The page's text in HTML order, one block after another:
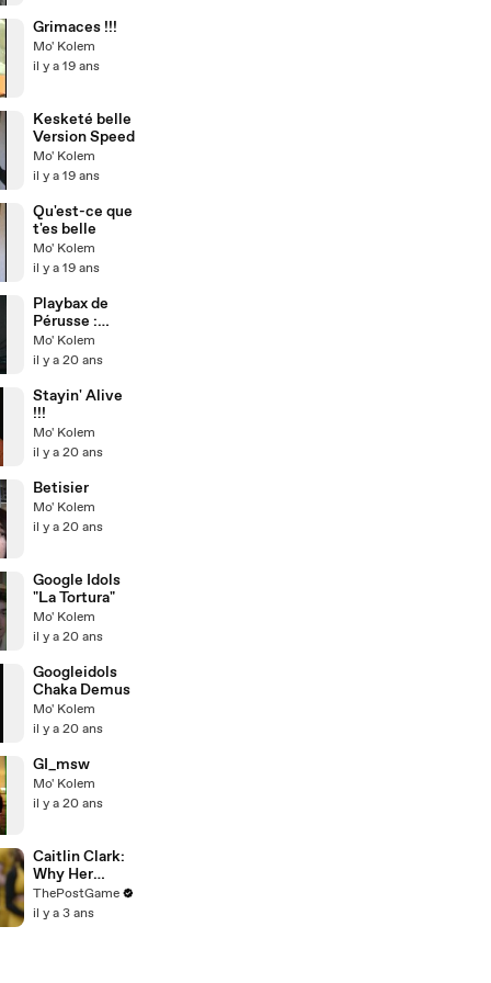
Grimaces !!!
Mo' Kolem
il y a 19 ans
Kesketé belle
Version Speed
Mo' Kolem
il y a 19 ans
Qu'est-ce que
t'es belle
Mo' Kolem
il y a 19 ans
Playbax de
Pérusse :
Caroline - Ep.
1
Mo' Kolem
il y a 20 ans
Stayin' Alive
!!!
Mo' Kolem
il y a 20 ans
Betisier
Mo' Kolem
il y a 20 ans
Google Idols
"La Tortura"
Mo' Kolem
il y a 20 ans
Googleidols
Chaka Demus
Mo' Kolem
il y a 20 ans
GI_msw
Mo' Kolem
il y a 20 ans
Caitlin Clark:
Why Her
Achievement
s Are So
ThePostGame
il y a 3 ans